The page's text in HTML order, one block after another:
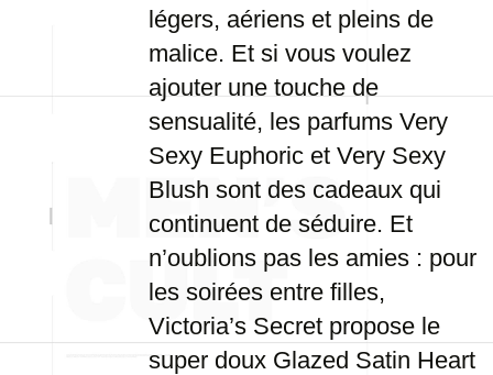
légers, aériens et pleins de
malice. Et si vous voulez
ajouter une touche de
sensualité, les parfums Very
Sexy Euphoric et Very Sexy
Blush sont des cadeaux qui
continuent de séduire. Et
n’oublions pas les amies : pour
les soirées entre filles,
Victoria’s Secret propose le
super doux Glazed Satin Heart